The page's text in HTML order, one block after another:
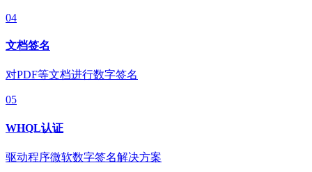
04
文档签名
对PDF等文档进行数字签名
05
WHQL认证
驱动程序微软数字签名解决方案